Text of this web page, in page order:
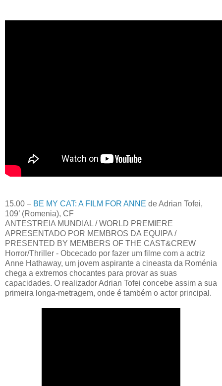
15.00 – BE MY CAT: A FILM FOR ANNE de Adrian Tofei,
109’ (Romenia), CF
ANTESTREIA MUNDIAL / WORLD PREMIERE
APRESENTADO POR MEMBROS DA EQUIPA /
PRESENTED BY MEMBERS OF THE CAST&CREW
Horror/Thriller - Obcecado por fazer um filme com a actriz
Anne Hathaway, um jovem aspirante a cineasta da Roménia
chega a extremos chocantes para provar as suas
capacidades. O realizador Adrian Tofei concebe assim a sua
primeira longa-metragem, onde é também o actor principal.